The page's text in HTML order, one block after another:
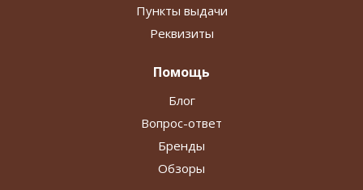
Пункты выдачи
Реквизиты
Помощь
Блог
Вопрос-ответ
Бренды
Обзоры